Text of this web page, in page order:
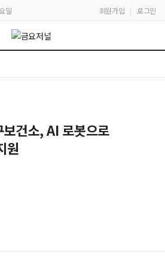
일 회원가입 | 로그인
건소, AI 로봇으로
원